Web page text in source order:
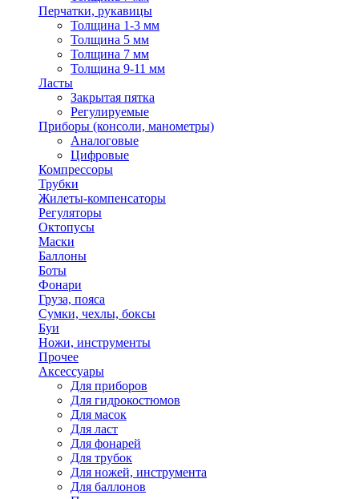
Перчатки, рукавицы
Толщина 1-3 мм
Толщина 5 мм
Толщина 7 мм
Толщина 9-11 мм
Ласты
Закрытая пятка
Регулируемые
Приборы (консоли, манометры)
Аналоговые
Цифровые
Компрессоры
Трубки
Жилеты-компенсаторы
Регуляторы
Октопусы
Маски
Баллоны
Боты
Фонари
Груза, пояса
Сумки, чехлы, боксы
Буи
Ножи, инструменты
Прочее
Аксессуары
Для приборов
Для гидрокостюмов
Для масок
Для ласт
Для фонарей
Для трубок
Для ножей, инструмента
Для баллонов